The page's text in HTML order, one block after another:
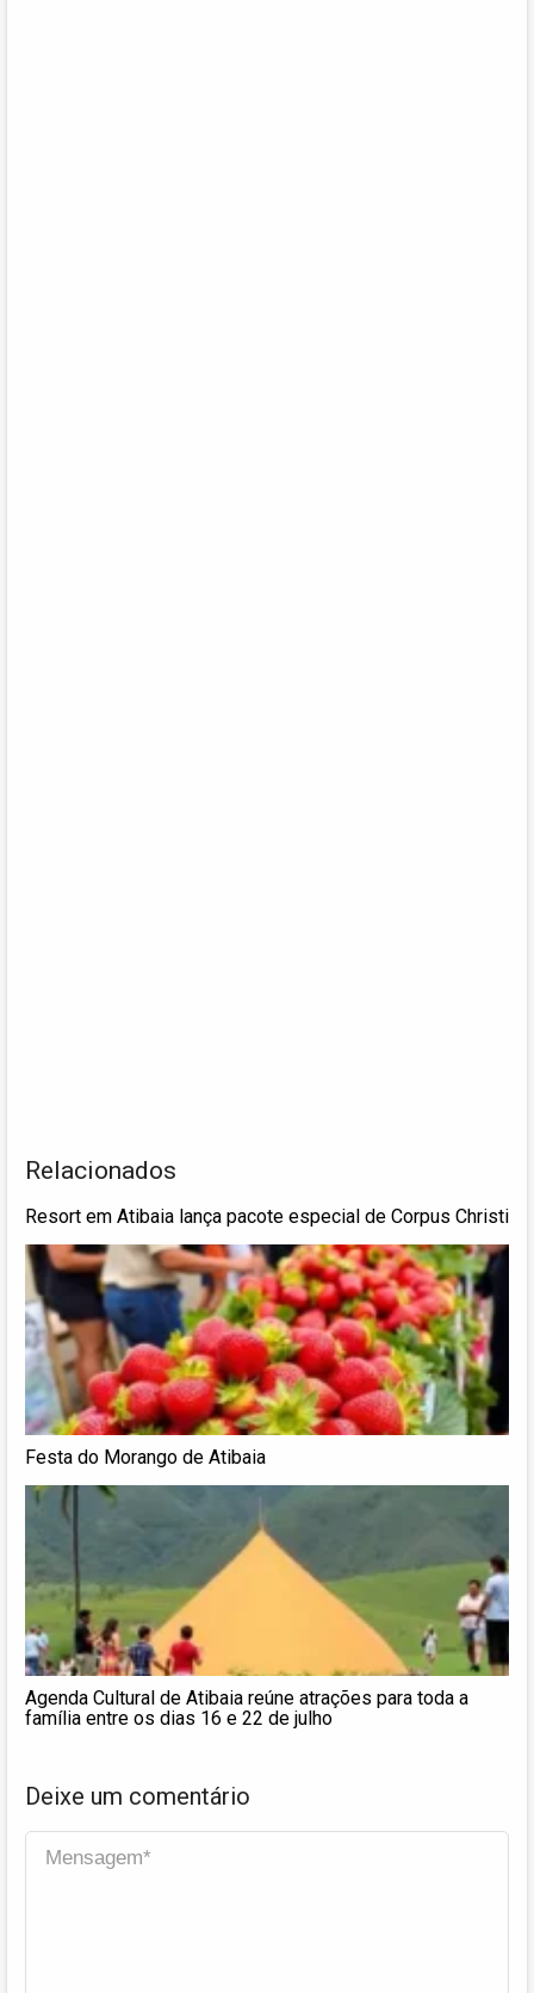
Relacionados
Resort em Atibaia lança pacote especial de Corpus Christi
Festa do Morango de Atibaia
Agenda Cultural de Atibaia reúne atrações para toda a
família entre os dias 16 e 22 de julho
Deixe um comentário